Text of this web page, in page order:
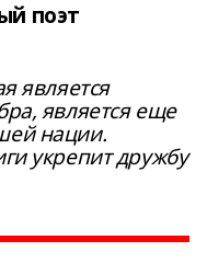
поэт
является
является еще
нации.
укрепит дружбу